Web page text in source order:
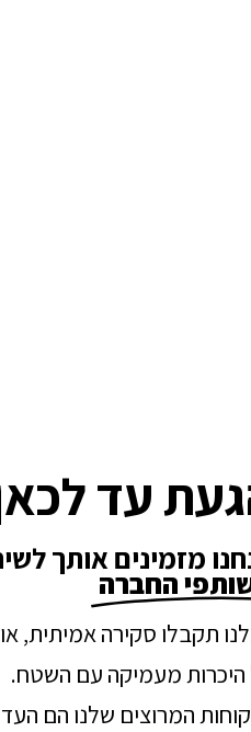
עד
מזמינים אותך
החברה
תקבלו סקירה אמיתית,
היכרות מעמיקה עם השטח.
המרוצים שלנו הם